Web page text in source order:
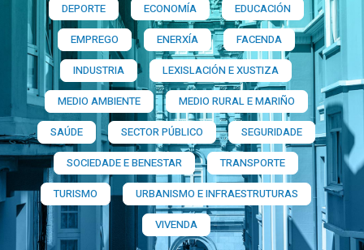
DEPORTE
ECONOMÍA
EDUCACIÓN
EMPREGO
ENERXÍA
FACENDA
INDUSTRIA
LEXISLACIÓN E XUSTIZA
MEDIO AMBIENTE
MEDIO RURAL E MARIÑO
SAÚDE
SECTOR PÚBLICO
SEGURIDADE
SOCIEDADE E BENESTAR
TRANSPORTE
TURISMO
URBANISMO E INFRAESTRUTURAS
VIVENDA